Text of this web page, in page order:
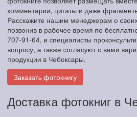
комментарии, цитаты и даже
Расскажите нашим менеджерам о
позвонив в рабочее время по
707-91-64, и специалисты
вопросу, а также согласуют с вами
продукции в Чебоксары.
Заказать фотокнигу
Доставка фотокниг в